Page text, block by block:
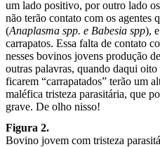
um lado positivo, por outro lado
não terão contato com os agentes
(Anaplasma spp. e Babesia spp),
carrapatos. Essa falta de contato
nesses bovinos jovens produção
outras palavras, quando daqui oito
ficarem “carrapatados” terão um
maléfica tristeza parasitária, que
grave. De olho nisso!
Figura 2.
Bovino jovem com tristeza